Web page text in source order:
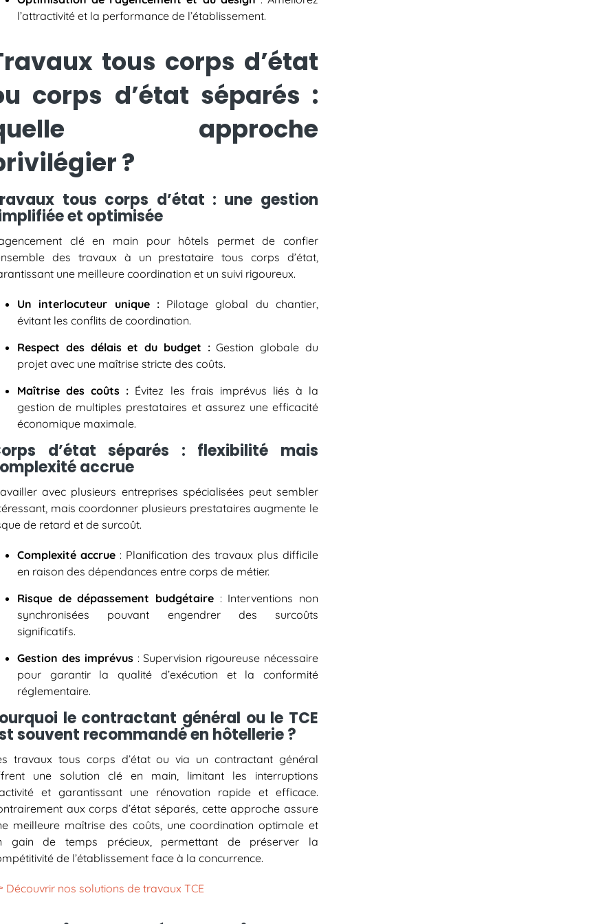
l’attractivité et la performance de l’établissement.
tous corps d’état
corps d’état séparés :
approche
?
tous corps d’état : une gestion
et optimisée
clé en main pour hôtels permet de confier
des travaux à un prestataire tous corps d’état,
une meilleure coordination et un suivi rigoureux.
Un interlocuteur unique :Pilotage global du chantier,
évitant les conflits de coordination.
Respect des délais et du budget :Gestion globale du
projet avec une maîtrise stricte des coûts.
Maîtrise des coûts : Évitez les frais imprévus liés à la
gestion de multiples prestataires et assurez une efficacité
économique maximale.
d’état séparés : flexibilité mais
accrue
avec plusieurs entreprises spécialisées peut sembler
mais coordonner plusieurs prestataires augmente le
de retard et de surcoût.
Complexité accrue : Planification des travaux plus difficile
en raison des dépendances entre corps de métier.
Risque de dépassement budgétaire : Interventions non
synchronisées pouvant engendrer des surcoûts
significatifs.
Gestion des imprévus: Supervision rigoureuse nécessaire
pour garantir la qualité d’exécution et la conformité
réglementaire.
le contractant général ou le TCE
souvent recommandé en hôtellerie ?
travaux tous corps d’état ou via un contractant général
une solution clé en main, limitant les interruptions
et garantissant une rénovation rapide et efficace.
aux corps d’état séparés, cette approche assure
meilleure maîtrise des coûts, une coordination optimale et
gain de temps précieux, permettant de préserver la
de l’établissement face à la concurrence.
Découvrir nos solutions de travaux TCE